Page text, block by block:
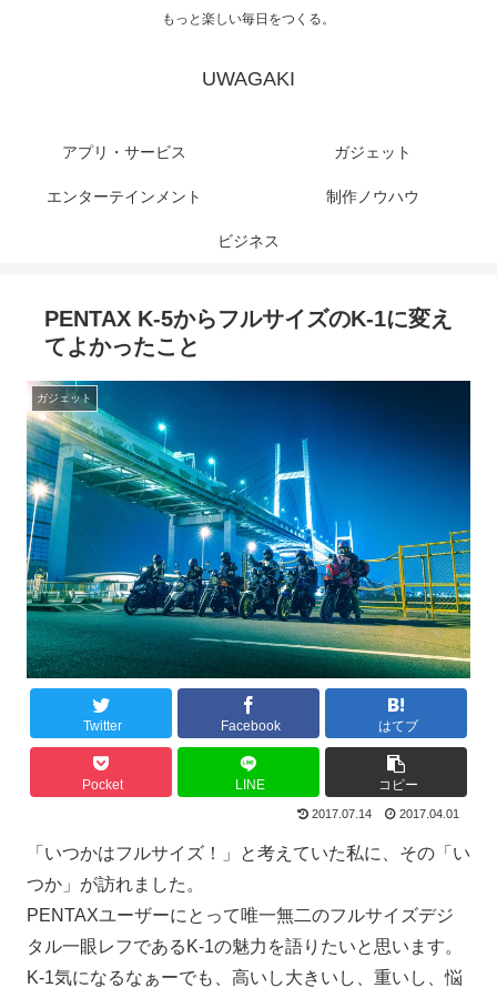
もっと楽しい毎日をつくる。
UWAGAKI
アプリ・サービス ガジェット
エンターテインメント 制作ノウハウ
ビジネス
PENTAX K-5からフルサイズのK-1に変え
てよかったこと
ガジェット
Twitter Facebook はてブ
Pocket LINE コピー
2017.07.14 2017.04.01
「いつかはフルサイズ！」と考えていた私に、その「い
つか」が訪れました。
PENTAXユーザーにとって唯一無二のフルサイズデジ
タル一眼レフであるK-1の魅力を語りたいと思います。
K-1気になるなぁーでも、高いし大きいし、重いし、悩